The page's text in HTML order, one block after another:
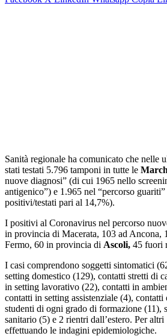
Sanità regionale ha comunicato che nelle
stati testati 5.796 tamponi in tutte le
nuove diagnosi” (di cui 1965 nello
antigenico”) e 1.965 nel “percorso
positivi/testati pari al 14,7%).
I positivi al Coronavirus nel percorso
in provincia di Macerata, 103 ad Ancona,
Fermo, 60 in provincia di Ascoli, 45 fuori
I casi comprendono soggetti sintomatici
setting domestico (129), contatti stretti di
in setting lavorativo (22), contatti in
contatti in setting assistenziale (4),
studenti di ogni grado di formazione (11),
sanitario (5) e 2 rientri dall’estero. Per altri
effettuando le indagini epidemiologiche.